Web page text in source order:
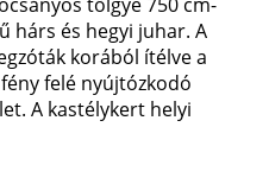
hárs és hegyi juhar. A
korából ítélve a
felé nyújtózkodó
A kastélykert helyi